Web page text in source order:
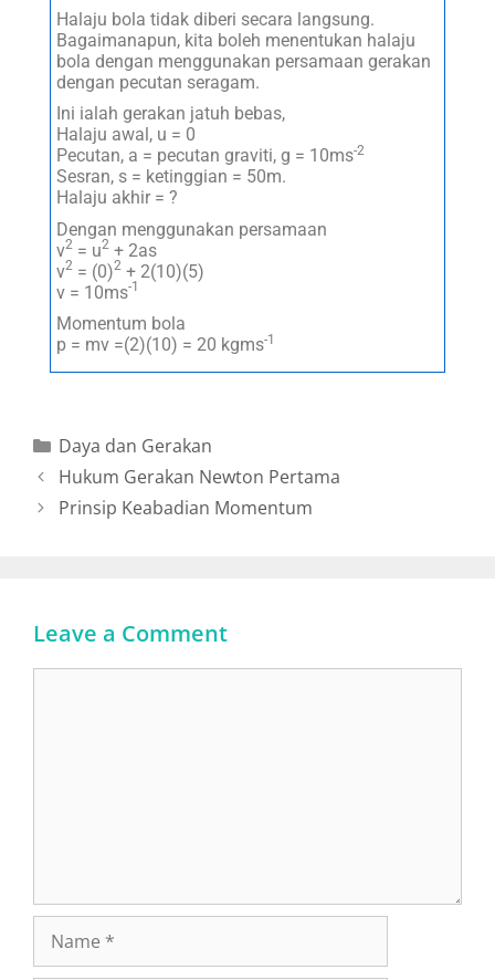
Halaju bola tidak diberi secara langsung.
Bagaimanapun, kita boleh menentukan halaju
bola dengan menggunakan persamaan gerakan
dengan pecutan seragam.
Ini ialah gerakan jatuh bebas,
Halaju awal, u = 0
Pecutan, a = pecutan graviti, g = 10ms-2
Sesran, s = ketinggian = 50m.
Halaju akhir = ?
Dengan menggunakan persamaan
v2 = u2 + 2as
v2 = (0)2 + 2(10)(5)
v = 10ms-1
Momentum bola
p = mv =(2)(10) = 20 kgms-1
Daya dan Gerakan
Hukum Gerakan Newton Pertama
Prinsip Keabadian Momentum
Leave a Comment